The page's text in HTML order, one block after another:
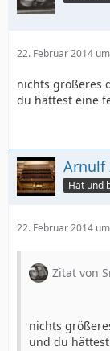
22. Februar 2014
nichts größeres
du hättest eine
Arnulf
22. Februar 2014
Zitat von
nichts
und du